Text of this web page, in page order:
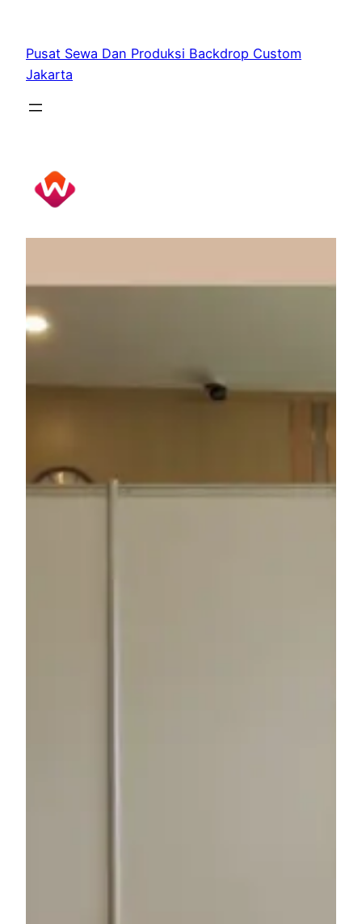
content
Pusat Sewa Dan Produksi Backdrop Custom
Jakarta